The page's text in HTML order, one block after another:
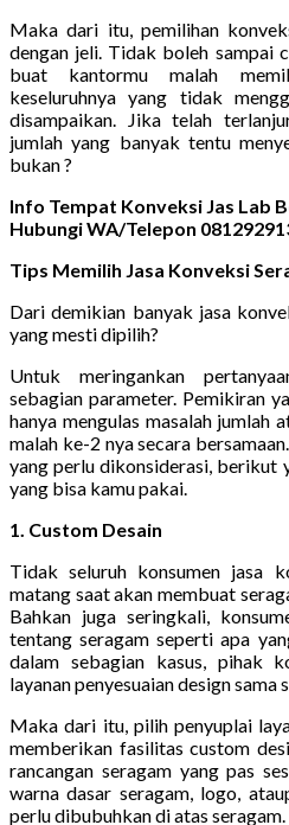
Maka dari itu, pemilihan
dengan jeli. Tidak boleh sampai
buat kantormu malah
keseluruhnya yang tidak
disampaikan. Jika telah
jumlah yang banyak tentu
bukan ?
Info Tempat Konveksi Jas Lab
Hubungi WA/Telepon
Tips Memilih Jasa Konveksi
Dari demikian banyak jasa
yang mesti dipilih?
Untuk meringankan
sebagian parameter. Pemikiran
hanya mengulas masalah jumlah
malah ke-2 nya secara
yang perlu dikonsiderasi, berikut
yang bisa kamu pakai.
1. Custom Desain
Tidak seluruh konsumen jasa
matang saat akan membuat
Bahkan juga seringkali,
tentang seragam seperti apa
dalam sebagian kasus, pihak
layanan penyesuaian design sama
Maka dari itu, pilih penyuplai
memberikan fasilitas custom
rancangan seragam yang pas
warna dasar seragam, logo,
perlu dibubuhkan di atas seragam.